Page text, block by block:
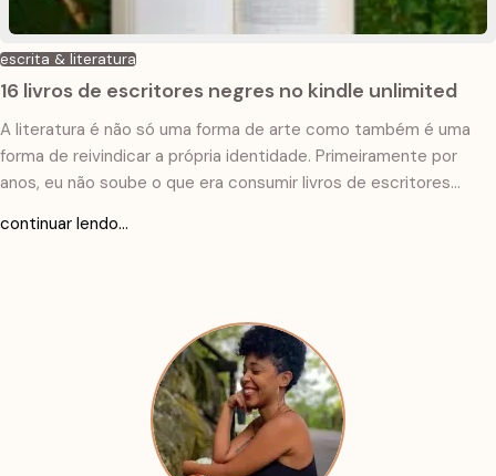
escrita & literatura
16 livros de escritores negres no kindle unlimited
A literatura é não só uma forma de arte como também é uma
forma de reivindicar a própria identidade. Primeiramente por
anos, eu não soube o que era consumir livros de escritores
sobre minha própria vida. Hoje não só existem mais pessoas
continuar lendo...